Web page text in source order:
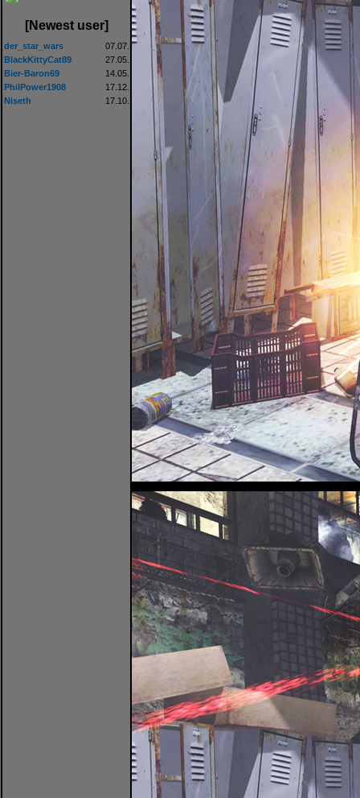
[Newest user]
der_star_wars
07.07.
BlackKittyCat89
27.05.
Bier-Baron69
14.05.
PhilPower1908
17.12.
Niseth
17.10.